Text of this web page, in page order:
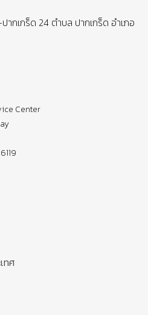
กเกร็ด 24 ตำบล ปากเกร็ด อำเภอ
Center
ทศ